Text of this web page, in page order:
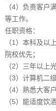
（4）负责客户
等工作。
任职资格：
（1）本科及以
院校优先；
（2）三年以上
（3）计算机二
（4）熟悉大客
（5）能适度饮